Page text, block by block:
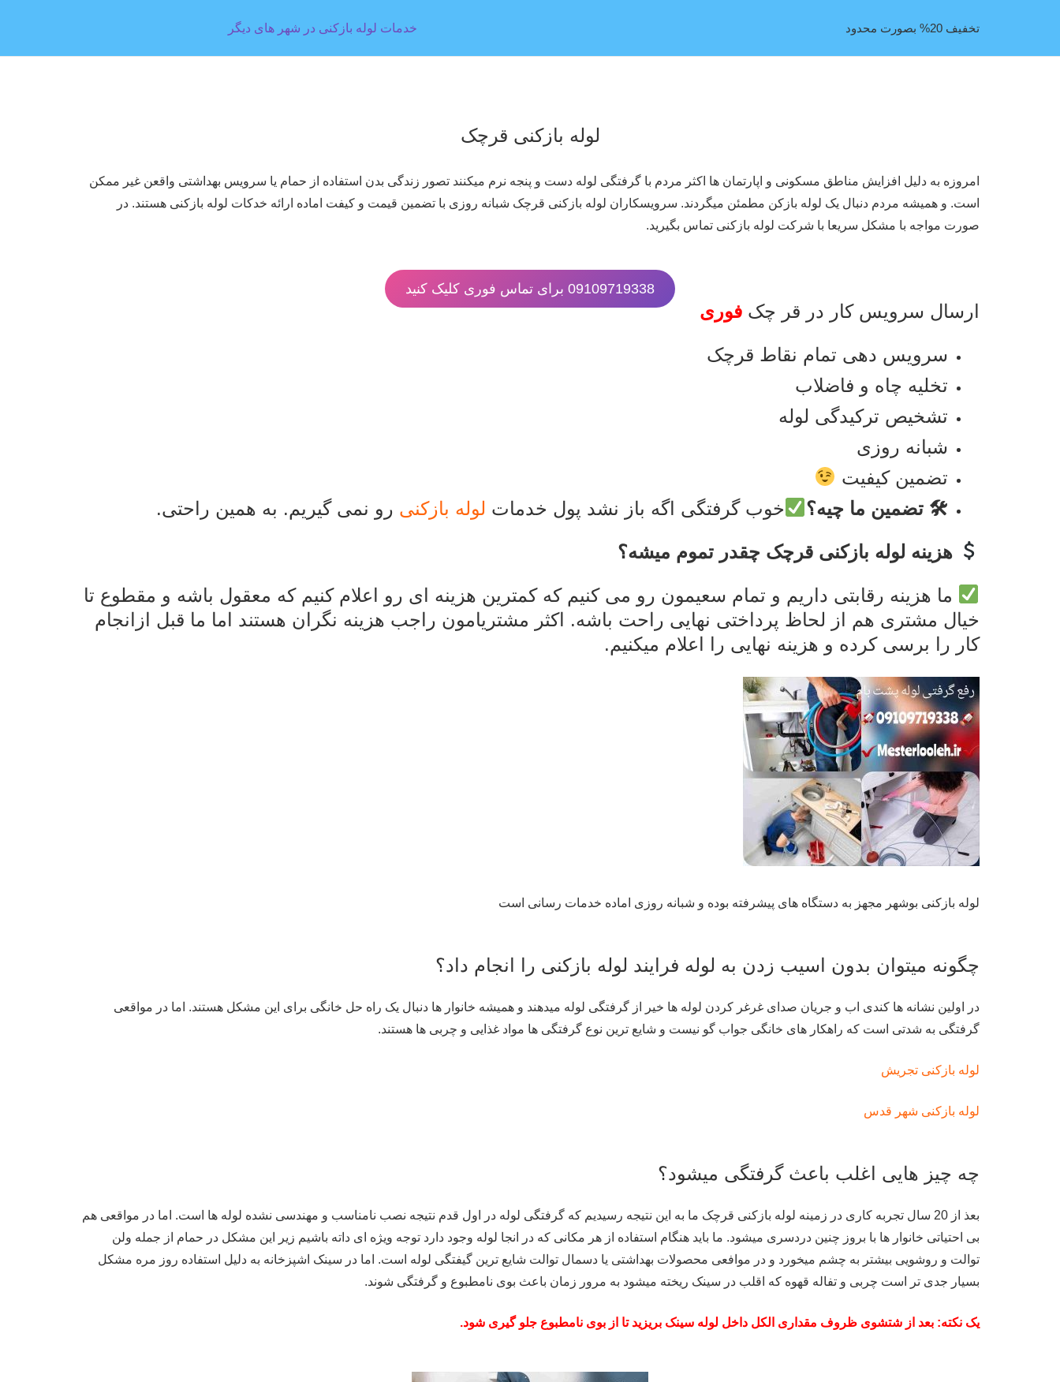
تخفیف 20% بصورت محدود خدمات لوله بازکنی در شهر های دیگر
لوله بازکنی قرچک
امروزه به دلیل افزایش مناطق مسکونی و اپارتمان ها اکثر مردم با گرفتگی لوله دست و پنجه نرم میکنند تصور زندگی بدن استفاده از حمام یا سرویس بهداشتی واقعن غیر ممکن
است. و همیشه مردم دنبال یک لوله بازکن مطمئن میگردند. سرویسکاران لوله بازکنی قرچک شبانه روزی با تضمین قیمت و کیفت اماده ارائه خدکات لوله بازکنی هستند. در
صورت مواجه با مشکل سریعا با شرکت لوله بازکنی تماس بگیرید.
09109719338 برای تماس فوری کلیک کنید
ارسال سرویس کار در قر چک فوری
سرویس دهی تمام نقاط قرچک
تخلیه چاه و فاضلاب
تشخیص ترکیدگی لوله
شبانه روزی
تضمین کیفیت
🛠 تضمین ما چیه؟
خوب گرفتگی اگه باز نشد پول خدمات لوله بازکنی رو نمی گیریم. به همین راحتی.
هزینه لوله بازکنی قرچک چقدر تموم میشه؟
ما هزینه رقابتی داریم و تمام سعیمون رو می کنیم که کمترین هزینه ای رو اعلام کنیم که معقول باشه و مقطوع تا
خیال مشتری هم از لحاظ پرداختی نهایی راحت باشه. اکثر مشتریامون راجب هزینه نگران هستند اما ما قبل ازانجام
کار را برسی کرده و هزینه نهایی را اعلام میکنیم.
لوله بازکنی بوشهر مجهز به دستگاه های پیشرفته بوده و شبانه روزی اماده خدمات رسانی است
چگونه میتوان بدون اسیب زدن به لوله فرایند لوله بازکنی را انجام داد؟
در اولین نشانه ها کندی اب و جریان صدای غرغر کردن لوله ها خیر از گرفتگی لوله میدهند و همیشه خانوار ها دنبال یک راه حل خانگی برای این مشکل هستند. اما در مواقعی
گرفتگی به شدتی است که راهکار های خانگی جواب گو نیست و شایع ترین نوع گرفتگی ها مواد غذایی و چربی ها هستند.
لوله بازکنی تجریش
لوله بازکنی شهر قدس
چه چیز هایی اغلب باعث گرفتگی میشود؟
بعذ از 20 سال تجربه کاری در زمینه لوله بازکنی قرچک ما به این نتیجه رسیدیم که گرفتگی لوله در اول قدم نتیجه نصب نامناسب و مهندسی نشده لوله ها است. اما در مواقعی هم
بی احتیاتی خانوار ها با بروز چنین دردسری میشود. ما باید هنگام استفاده از هر مکانی که در انجا لوله وجود دارد توجه ویژه ای داته باشیم زیر این مشکل در حمام از جمله ولن
توالت و روشویی بیشتر به چشم میخورد و در موافعی محصولات بهداشتی یا دسمال توالت شایع ترین گیفتگی لوله است. اما در سینک اشپزخانه به دلیل استفاده روز مره مشکل
بسیار جدی تر است چربی و تفاله قهوه که اقلب در سینک ریخته میشود به مرور زمان باعث بوی نامطبوع و گرفتگی شوند.
یک نکته: بعد از شتشوی ظروف مقداری الکل داخل لوله سینک بریزید تا از بوی نامطبوع جلو گیری شود.